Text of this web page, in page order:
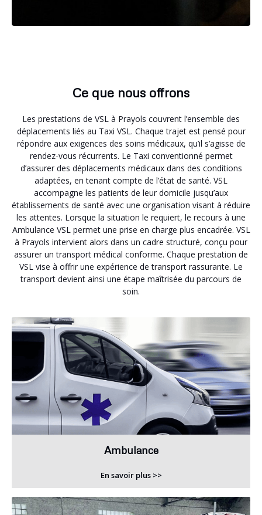
Ce que nous offrons
Les prestations de VSL à Prayols couvrent l’ensemble des
déplacements liés au Taxi VSL. Chaque trajet est pensé pour
répondre aux exigences des soins médicaux, qu’il s’agisse de
rendez-vous récurrents. Le Taxi conventionné permet
d’assurer des déplacements médicaux dans des conditions
adaptées, en tenant compte de l’état de santé. VSL
accompagne les patients de leur domicile jusqu’aux
établissements de santé avec une organisation visant à réduire
les attentes. Lorsque la situation le requiert, le recours à une
Ambulance VSL permet une prise en charge plus encadrée. VSL
à Prayols intervient alors dans un cadre structuré, conçu pour
assurer un transport médical conforme. Chaque prestation de
VSL vise à offrir une expérience de transport rassurante. Le
transport devient ainsi une étape maîtrisée du parcours de
soin.
Ambulance
En savoir plus >>